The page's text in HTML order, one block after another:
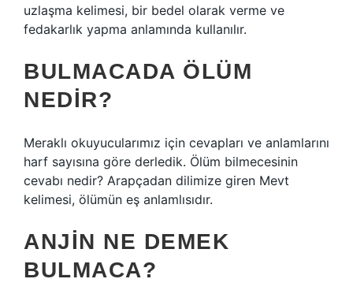
uzlaşma kelimesi, bir bedel olarak verme ve
fedakarlık yapma anlamında kullanılır.
BULMACADA ÖLÜM
NEDIR?
Meraklı okuyucularımız için cevapları ve anlamlarını
harf sayısına göre derledik. Ölüm bilmecesinin
cevabı nedir? Arapçadan dilimize giren Mevt
kelimesi, ölümün eş anlamlısıdır.
ANJIN NE DEMEK
BULMACA?